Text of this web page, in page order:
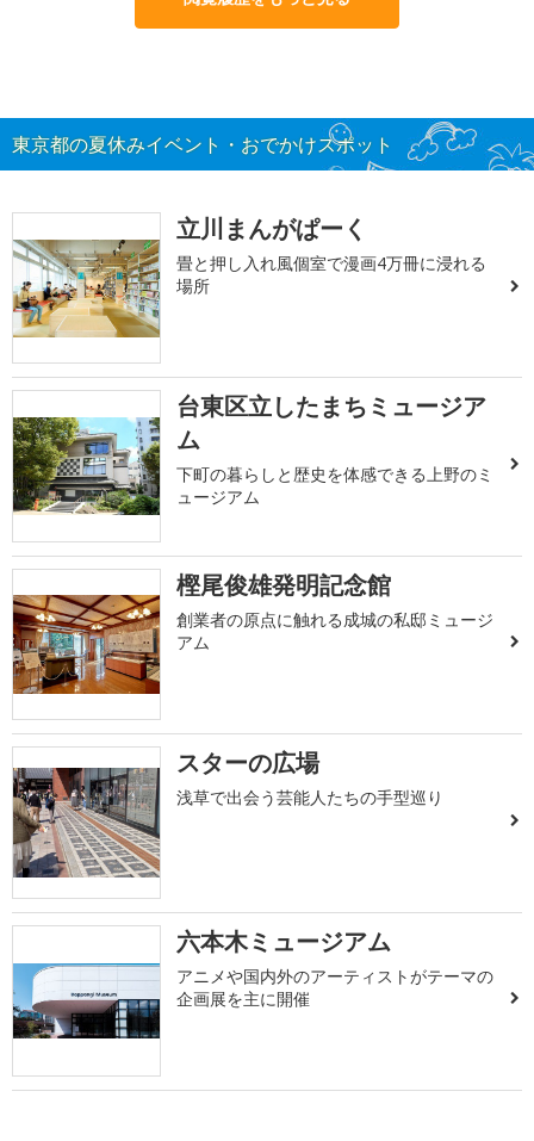
東京都の夏休みイベント・おでかけスポット
立川まんがぱーく
畳と押し入れ風個室で漫画4万冊に浸れる
場所
台東区立したまちミュージア
ム
下町の暮らしと歴史を体感できる上野のミ
ュージアム
樫尾俊雄発明記念館
創業者の原点に触れる成城の私邸ミュージ
アム
スターの広場
浅草で出会う芸能人たちの手型巡り
六本木ミュージアム
アニメや国内外のアーティストがテーマの
企画展を主に開催